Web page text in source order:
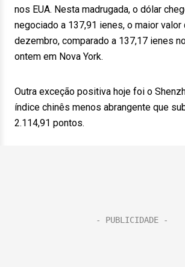
nos EUA. Nesta madrugada, o dólar
negociado a 137,91 ienes, o maior
dezembro, comparado a 137,17 ienes
ontem em Nova York.
Outra exceção positiva hoje foi o
índice chinês menos abrangente que
2.114,91 pontos.